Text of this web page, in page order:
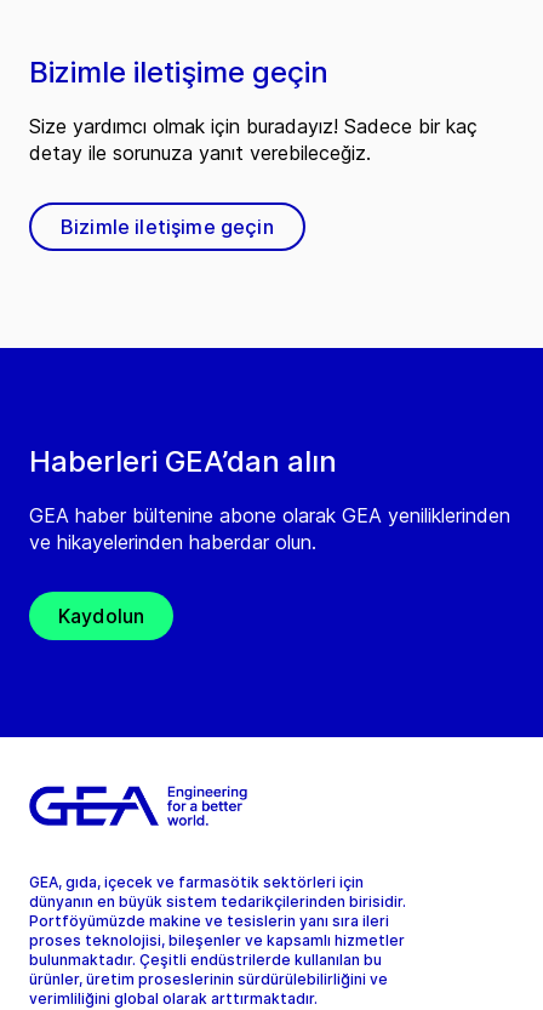
Haberleri GEA’dan alın
GEA haber bültenine abone olarak GEA yeniliklerinden
ve hikayelerinden haberdar olun.
Kaydolun
Bizimle iletişime geçin
Size yardımcı olmak için buradayız! Sadece bir kaç
detay ile sorunuza yanıt verebileceğiz.
Bizimle iletişime geçin
GEA, gıda, içecek ve farmasötik sektörleri için
dünyanın en büyük sistem tedarikçilerinden birisidir.
Portföyümüzde makine ve tesislerin yanı sıra ileri
proses teknolojisi, bileşenler ve kapsamlı hizmetler
bulunmaktadır. Çeşitli endüstrilerde kullanılan bu
ürünler, üretim proseslerinin sürdürülebilirliğini ve
verimliliğini global olarak arttırmaktadır.